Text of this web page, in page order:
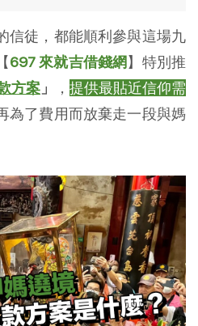
信徒，都能順利參與這場九
697 來就吉借錢網 】特別推
方案 」 ， 提供最貼近信仰需
為了費用而放棄走一段與媽